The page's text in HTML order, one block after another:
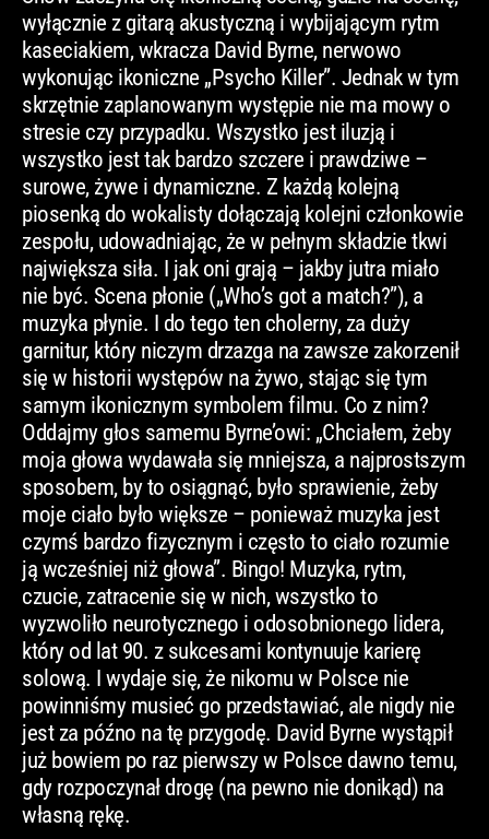
wyłącznie z gitarą akustyczną i wybijającym rytm
kaseciakiem, wkracza David Byrne, nerwowo
wykonując ikoniczne „Psycho Killer”. Jednak w tym
skrzętnie zaplanowanym występie nie ma mowy o
stresie czy przypadku. Wszystko jest iluzją i
wszystko jest tak bardzo szczere i prawdziwe –
surowe, żywe i dynamiczne. Z każdą kolejną
piosenką do wokalisty dołączają kolejni członkowie
zespołu, udowadniając, że w pełnym składzie tkwi
największa siła. I jak oni grają – jakby jutra miało
nie być. Scena płonie („Who’s got a match?”), a
muzyka płynie. I do tego ten cholerny, za duży
garnitur, który niczym drzazga na zawsze zakorzenił
się w historii występów na żywo, stając się tym
samym ikonicznym symbolem filmu. Co z nim?
Oddajmy głos samemu Byrne’owi: „Chciałem, żeby
moja głowa wydawała się mniejsza, a najprostszym
sposobem, by to osiągnąć, było sprawienie, żeby
moje ciało było większe – ponieważ muzyka jest
czymś bardzo fizycznym i często to ciało rozumie
ją wcześniej niż głowa”. Bingo! Muzyka, rytm,
czucie, zatracenie się w nich, wszystko to
wyzwoliło neurotycznego i odosobnionego lidera,
który od lat 90. z sukcesami kontynuuje karierę
solową. I wydaje się, że nikomu w Polsce nie
powinniśmy musieć go przedstawiać, ale nigdy nie
jest za późno na tę przygodę. David Byrne wystąpił
już bowiem po raz pierwszy w Polsce dawno temu,
gdy rozpoczynał drogę (na pewno nie donikąd) na
własną rękę.